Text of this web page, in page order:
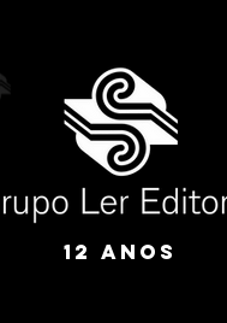
12 anos